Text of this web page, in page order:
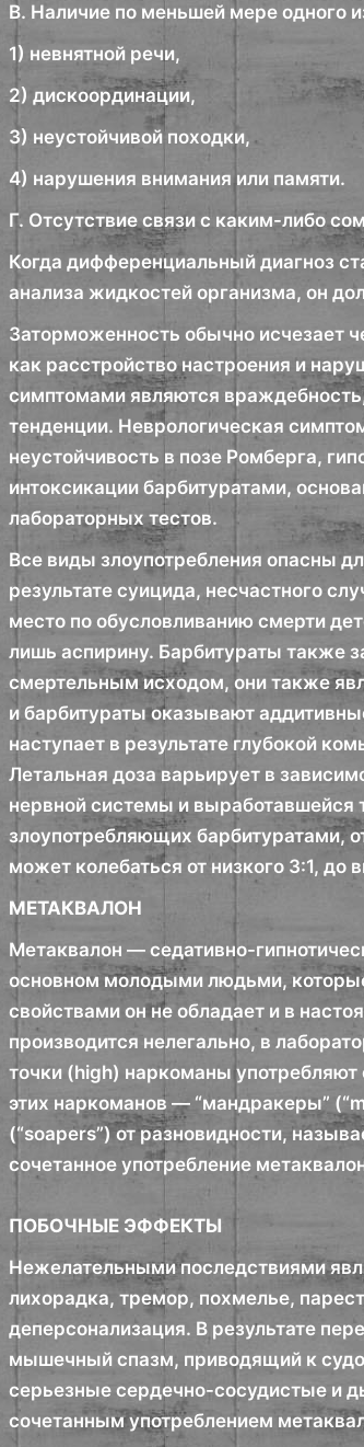
В. Наличие по меньшей мере одного
1) невнятной речи,
2) дискоординации,
3) неустойчивой походки,
4) нарушения внимания или памяти.
Г. Отсутствие связи с каким-либо
Когда дифференциальный диагноз
анализа жидкостей организма, он
Заторможенность обычно исчезает
как расстройство настроения и
симптомами являются
тенденции. Неврологическая
неустойчивость в позе Ромберга,
интоксикации барбитуратами,
лабораторных тестов.
Все виды злоупотребления опасны
результате суицида, несчастного
место по обусловливанию смерти
лишь аспирину. Барбитураты также
смертельным исходом, они также
и барбитураты оказывают
наступает в результате глубокой
Летальная доза варьирует в
нервной системы и выработавшейся
злоупотребляющих барбитуратами,
может колебаться от низкого 3:1, до
МЕТАКВАЛОН
Метаквалон — седативно-
основном молодыми людьми,
свойствами он не обладает и в
производится нелегально, в
точки (high) наркоманы
этих наркоманов — “мандракеры”
(“soapers”) от разновидности,
сочетанное употребление
ПОБОЧНЫЕ ЭФФЕКТЫ
Нежелательными последствиями
лихорадка, тремор, похмелье,
деперсонализация. В результате
мышечный спазм, приводящий к
серьезные сердечно-сосудистые и
сочетанным употреблением